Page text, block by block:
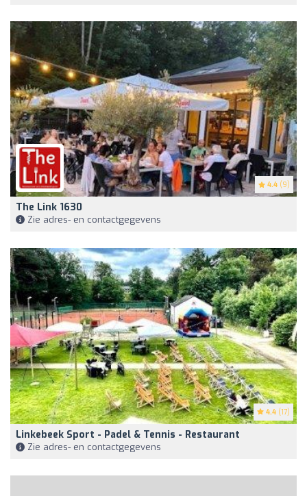
4.4 (9)
The Link 1630
Zie adres- en contactgegevens
4.4 (17)
Linkebeek Sport - Padel & Tennis - Restaurant
Zie adres- en contactgegevens